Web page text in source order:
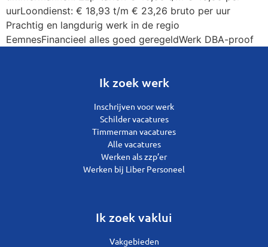
uurLoondienst: € 18,93 t/m € 23,26 bruto per uur
Prachtig en langdurig werk in de regio
EemnesFinancieel alles goed geregeldWerk DBA-proof
Ik zoek werk
Inschrijven voor werk
Schilder vacatures
Timmerman vacatures
Alle vacatures
Werken als zzp’er
Werken bij Liber Personeel
Ik zoek vaklui
Vakgebieden